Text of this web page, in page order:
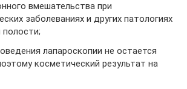
вмешательства при
заболеваниях и других патологиях
лапароскопии не остается
косметический результат на